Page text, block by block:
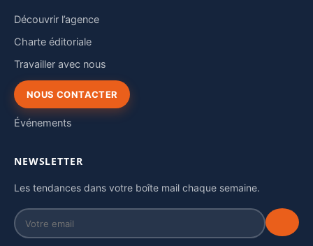
Découvrir l’agence
Charte éditoriale
Travailler avec nous
NOUS CONTACTER
Événements
NEWSLETTER
Les tendances dans votre boîte mail chaque semaine.